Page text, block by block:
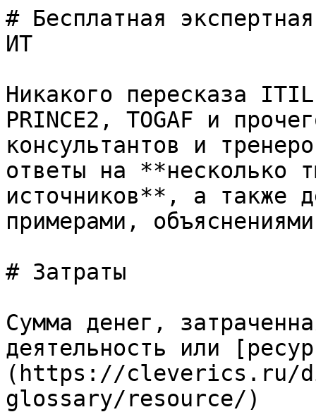
# Бесплатная
ИТ
Никакого пересказа
PRINCE2, TOGAF и
консультантов и
ответы на **несколько
источников**, а также
примерами,
# Затраты
Сумма денег,
деятельность или
(https://cleverics.ru/
glossary/resource/)